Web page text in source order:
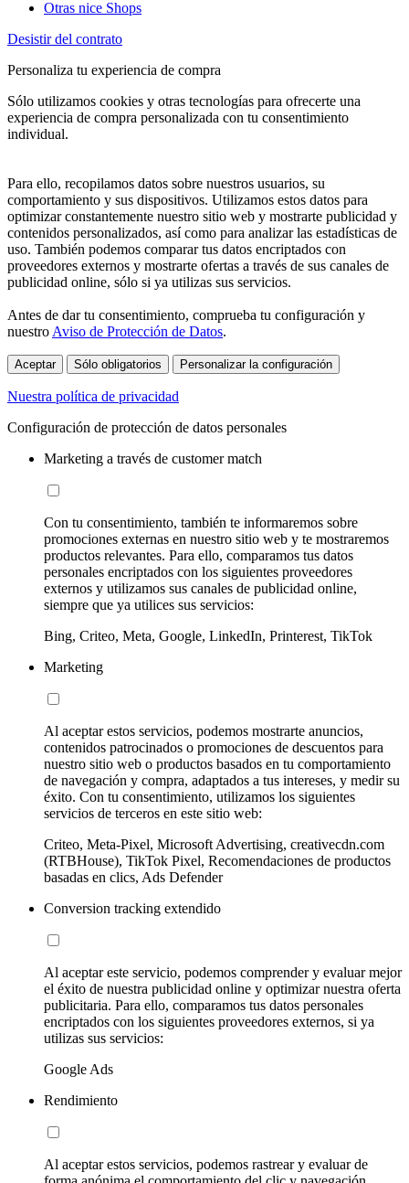
Otras nice Shops
Desistir del contrato
Personaliza tu experiencia de compra
Sólo utilizamos cookies y otras tecnologías para ofrecerte una
experiencia de compra personalizada con tu consentimiento
individual.
Para ello, recopilamos datos sobre nuestros usuarios, su
comportamiento y sus dispositivos. Utilizamos estos datos para
optimizar constantemente nuestro sitio web y mostrarte publicidad y
contenidos personalizados, así como para analizar las estadísticas de
uso. También podemos comparar tus datos encriptados con
proveedores externos y mostrarte ofertas a través de sus canales de
publicidad online, sólo si ya utilizas sus servicios.
Antes de dar tu consentimiento, comprueba tu configuración y
nuestro Aviso de Protección de Datos.
Aceptar Sólo obligatorios Personalizar la configuración
Nuestra política de privacidad
Configuración de protección de datos personales
Marketing a través de customer match
Con tu consentimiento, también te informaremos sobre
promociones externas en nuestro sitio web y te mostraremos
productos relevantes. Para ello, comparamos tus datos
personales encriptados con los siguientes proveedores
externos y utilizamos sus canales de publicidad online,
siempre que ya utilices sus servicios:
Bing, Criteo, Meta, Google, LinkedIn, Printerest, TikTok
Marketing
Al aceptar estos servicios, podemos mostrarte anuncios,
contenidos patrocinados o promociones de descuentos para
nuestro sitio web o productos basados en tu comportamiento
de navegación y compra, adaptados a tus intereses, y medir su
éxito. Con tu consentimiento, utilizamos los siguientes
servicios de terceros en este sitio web:
Criteo, Meta-Pixel, Microsoft Advertising, creativecdn.com
(RTBHouse), TikTok Pixel, Recomendaciones de productos
basadas en clics, Ads Defender
Conversion tracking extendido
Al aceptar este servicio, podemos comprender y evaluar mejor
el éxito de nuestra publicidad online y optimizar nuestra oferta
publicitaria. Para ello, comparamos tus datos personales
encriptados con los siguientes proveedores externos, si ya
utilizas sus servicios:
Google Ads
Rendimiento
Al aceptar estos servicios, podemos rastrear y evaluar de